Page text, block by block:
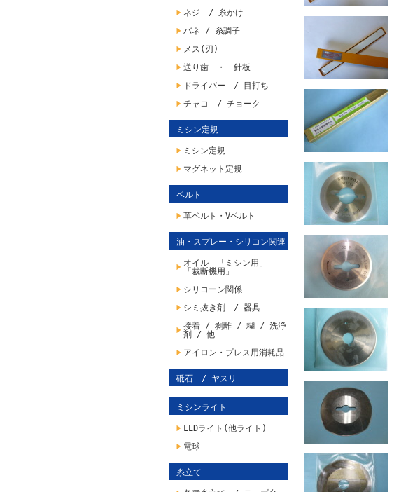
ネジ / 糸かけ
バネ / 糸調子
メス(刃)
送り歯 ・ 針板
ドライバー / 目打ち
チャコ / チョーク
ミシン定規
ミシン定規
マグネット定規
ベルト
革ベルト・Vベルト
油・スプレー・シリコン関連
オイル 「ミシン用」
「裁断機用」
シリコーン関係
シミ抜き剤 / 器具
接着 / 剥離 / 糊 / 洗浄
剤 / 他
アイロン・プレス用消耗品
砥石 / ヤスリ
ミシンライト
LEDライト(他ライト)
電球
糸立て